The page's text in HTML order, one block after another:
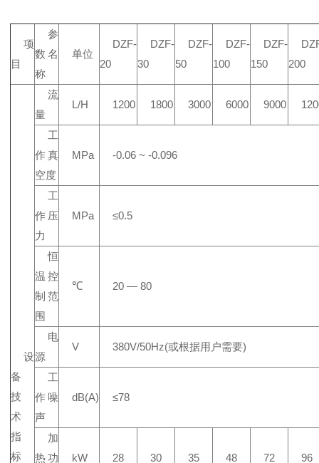
项
目
参
数名
称
单位
DZF-
20
DZF-
30
DZF-
50
DZF-
100
DZF-
150
200
设
备
技
术
指
标
流
量
L/H 1200 1800 3000 6000 9000
工
作真
空度
MPa -0.06 ~ -0.096
工
作压
力
MPa ≤0.5
恒
温控
制范
围
℃ 20 — 80
电
源
V 380V/50Hz(或根据用户需要)
工
作噪
声
dB(A) ≤78
加
热功
kW 28 30 35 48 72 96